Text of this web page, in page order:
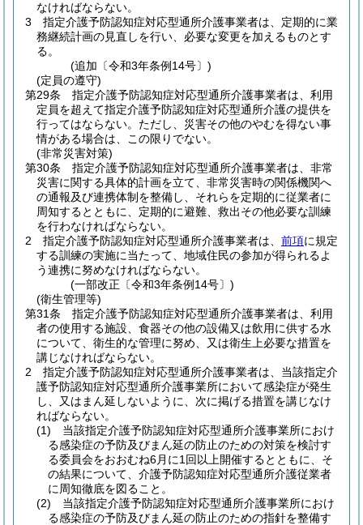
なければならない。
3
指定介護予防認知症対応型通所介護事業者は、定期的に業
務継続計画の見直しを行い、必要な変更を加えるものとす
る。
(追加〔令和3年条例14号〕)
(定員の遵守)
第29条
指定介護予防認知症対応型通所介護事業者は、利用
定員を超えて指定介護予防認知症対応型通所介護の提供を
行ってはならない。 ただし、災害その他のやむを得ない事
情がある場合は、この限りでない。
(非常災害対策)
第30条
指定介護予防認知症対応型通所介護事業者は、非常
災害に関する具体的計画を立て、非常災害時の関係機関へ
の通報及び連携体制を整備し、それらを定期的に従業者に
周知するとともに、定期的に避難、救出その他必要な訓練
を行わなければならない。
2
指定介護予防認知症対応型通所介護事業者は、 前項に規定
する訓練の実施に当たって、地域住民の参加が得られるよ
う連携に努めなければならない。
(一部改正〔令和3年条例14号〕)
(衛生管理等)
第31条
指定介護予防認知症対応型通所介護事業者は、利用
者の使用する施設、食器その他の設備又は飲用に供する水
について、衛生的な管理に努め、又は衛生上必要な措置を
講じなければならない。
2
指定介護予防認知症対応型通所介護事業者は、当該指定介
護予防認知症対応型通所介護事業所において感染症が発生
し、又はまん延しないように、次に掲げる措置を講じなけ
ればならない。
(1)
当該指定介護予防認知症対応型通所介護事業所におけ
る感染症の予防及びまん延の防止のための対策を検討す
る委員会をおおむね6月に1回以上開催するとともに、そ
の結果について、介護予防認知症対応型通所介護従業者
に周知徹底を図ること。
(2)
当該指定介護予防認知症対応型通所介護事業所におけ
る感染症の予防及びまん延の防止のための指針を整備す